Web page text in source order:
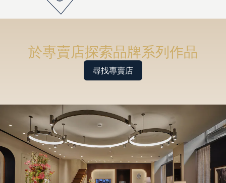
於專賣店探索品牌系列作品
尋找專賣店